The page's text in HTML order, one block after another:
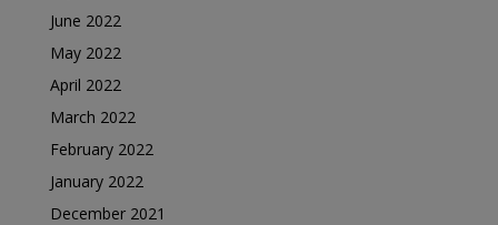
June 2022
May 2022
April 2022
March 2022
February 2022
January 2022
December 2021